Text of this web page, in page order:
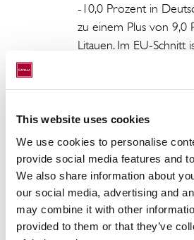
This website uses cookies
We use cookies to personalise
provide social media features and
We also share information about
our social media, advertising and
may combine it with other
provided to them or that they’ve
-10,0 Prozent in
zu einem Plus von 9,0
Litauen. Im EU-Schnitt
eine
untersuchten Städten
im 1II. Quartal 2023
5.268 €/m². Die
1.730 €/m² in Lahti
15.650 €/m² in Genf